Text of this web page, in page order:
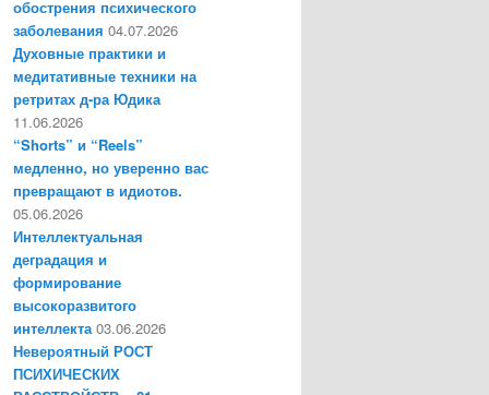
обострения психического
заболевания 04.07.2026
Духовные практики и
медитативные техники на
ретритах д-ра Юдика
11.06.2026
“Shorts” и “Reels”
медленно, но уверенно вас
превращают в идиотов.
05.06.2026
Интеллектуальная
деградация и
формирование
высокоразвитого
интеллекта 03.06.2026
Невероятный РОСТ
ПСИХИЧЕСКИХ